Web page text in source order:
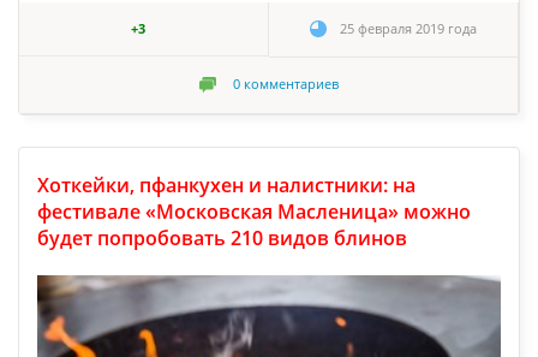
+3 25 февраля 2019 года
0 комментариев
Хоткейки, пфанкухен и налистники: на
фестивале «Московская Масленица» можно
будет попробовать 210 видов блинов